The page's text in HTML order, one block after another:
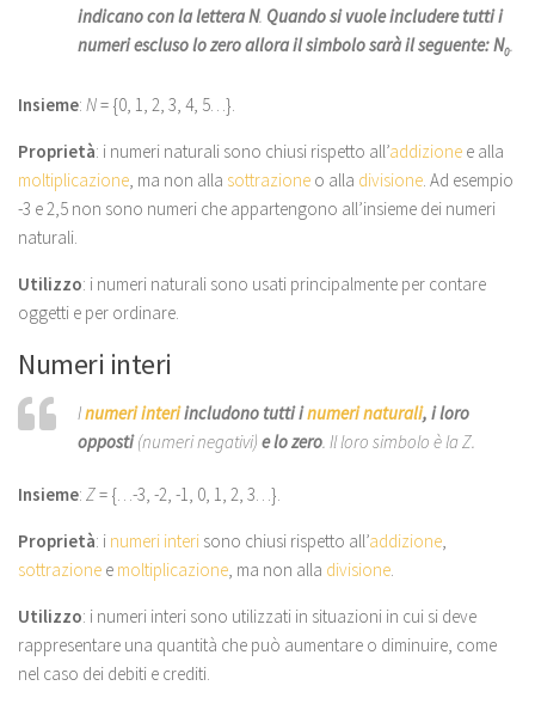
indicano con la letteraN. Quando si vuole includere tutti i
numeri escluso lo zero allora il simbolo sarà il seguente:N0
Insieme: N= {0, 1, 2, 3, 4, 5…}.
Proprietà: i numeri naturali sono chiusi rispetto all’addizione e alla
moltiplicazione , ma non alla sottrazione o alla divisione . Ad esempio
-3 e 2,5 non sono numeri che appartengono all’insieme dei numeri
naturali.
Utilizzo: i numeri naturali sono usati principalmente per contare
oggetti e per ordinare.
Numeri interi
Inumeri interiincludono tutti inumeri naturali, i loro
opposti(numeri negativi) e lo zero . Il loro simbolo è laZ
Insieme: Z= {…-3, -2, -1, 0, 1, 2, 3…}.
Proprietà: i numeri interi sono chiusi rispetto all’addizione
sottrazione e moltiplicazione , ma non alla divisione
Utilizzo: i numeri interi sono utilizzati in situazioni in cui si deve
rappresentare una quantità che può aumentare o diminuire, come
nel caso dei debiti e crediti.